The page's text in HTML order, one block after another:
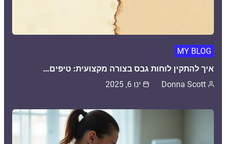
MY BLOG
איך להתקין לוחות גבס בצורה מקצועית: טיפים…
Donna Scott ינו 6, 2025